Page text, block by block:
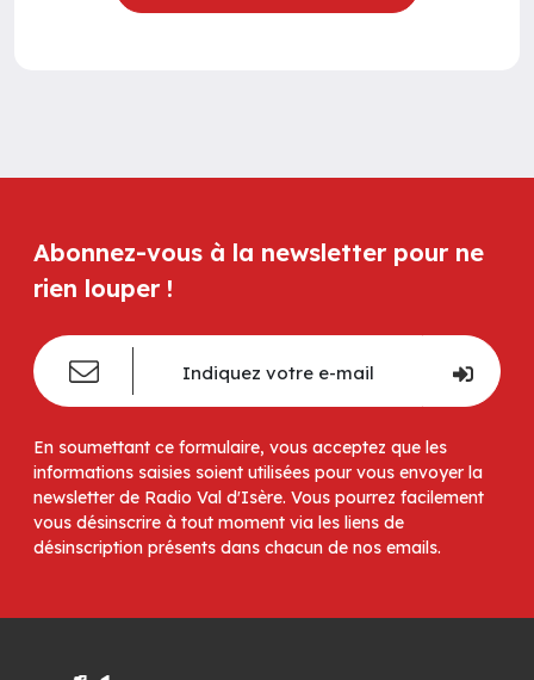
Abonnez-vous à la newsletter pour ne
rien louper !
En soumettant ce formulaire, vous acceptez que les
informations saisies soient utilisées pour vous envoyer la
newsletter de Radio Val d'Isère. Vous pourrez facilement
vous désinscrire à tout moment via les liens de
désinscription présents dans chacun de nos emails.